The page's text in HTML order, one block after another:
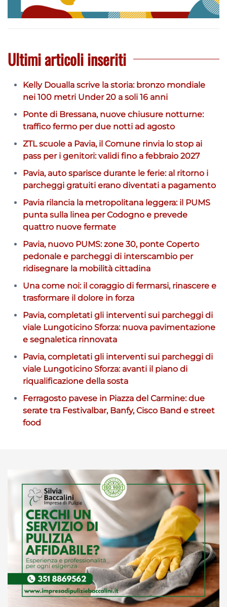
Ultimi articoli inseriti
Kelly Doualla scrive la storia: bronzo mondiale
nei 100 metri Under 20 a soli 16 anni
Ponte di Bressana, nuove chiusure notturne:
traffico fermo per due notti ad agosto
ZTL scuole a Pavia, il Comune rinvia lo stop ai
pass per i genitori: validi fino a febbraio 2027
Pavia, auto sparisce durante le ferie: al ritorno i
parcheggi gratuiti erano diventati a pagamento
Pavia rilancia la metropolitana leggera: il PUMS
punta sulla linea per Codogno e prevede
quattro nuove fermate
Pavia, nuovo PUMS: zone 30, ponte Coperto
pedonale e parcheggi di interscambio per
ridisegnare la mobilità cittadina
Una come noi: il coraggio di fermarsi, rinascere e
trasformare il dolore in forza
Pavia, completati gli interventi sui parcheggi di
viale Lungoticino Sforza: nuova pavimentazione
e segnaletica rinnovata
Pavia, completati gli interventi sui parcheggi di
viale Lungoticino Sforza: avanti il piano di
riqualificazione della sosta
Ferragosto pavese in Piazza del Carmine: due
serate tra Festivalbar, Banfy, Cisco Band e street
food